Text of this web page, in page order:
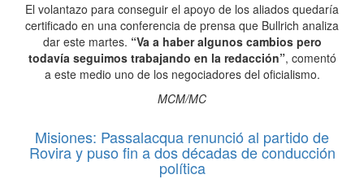
El volantazo para conseguir el apoyo de los aliados quedaría
certificado en una conferencia de prensa que Bullrich analiza
dar este martes. “Va a haber algunos cambios pero
todavía seguimos trabajando en la redacción”, comentó
a este medio uno de los negociadores del oficialismo.
MCM/MC
Misiones: Passalacqua renunció al partido de
Rovira y puso fin a dos décadas de conducción
política